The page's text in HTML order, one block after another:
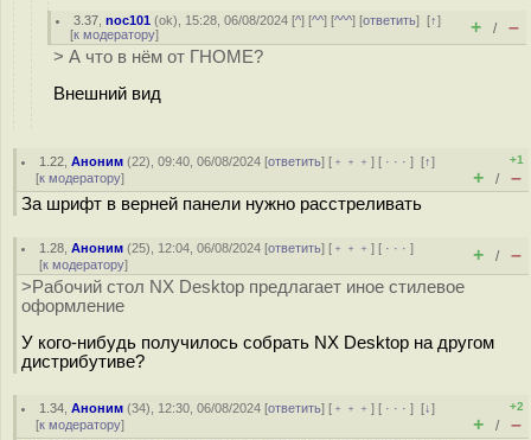
3.37 ,noc101 (ok), 15:28, 06/08/2024 [^] [^^] [^^^] [ответить][↑]
[к модератору] + / –
> А что в нём от ГНОМЕ?
Внешний вид
1.22 ,Аноним (22), 09:40, 06/08/2024 [ответить] [ ﹢﹢﹢] [ · · ·][↑]
[к модератору]
+1
+ / –
За шрифт в верней панели нужно расстреливать
1.28 ,Аноним (25), 12:04, 06/08/2024 [ответить] [ ﹢﹢﹢] [ · · ·]
[к модератору] + / –
>Рабочий стол NX Desktop предлагает иное стилевое
оформление
У кого-нибудь получилось собрать NX Desktop на другом
дистрибутиве?
1.34 ,Аноним (34), 12:30, 06/08/2024 [ответить] [ ﹢﹢﹢] [ · · ·][↓]
[к модератору]
+2
+ / –